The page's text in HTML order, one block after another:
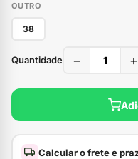
OUTRO
38
Quantidade − +
Calcular o frete e